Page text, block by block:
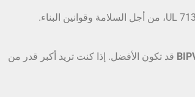
يجب أن تجتاز المنتجات اختبارات صارمة، مثل UL 7103 و UL 7130، من أجل السلامة وقوانين البناء.
قد تكون الأفضل. إذا كنت تريد أكبر قدر من